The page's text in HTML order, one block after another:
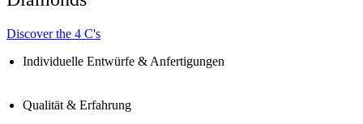
Discover the 4 C's
Individuelle Entwürfe & Anfertigungen
Qualität & Erfahrung